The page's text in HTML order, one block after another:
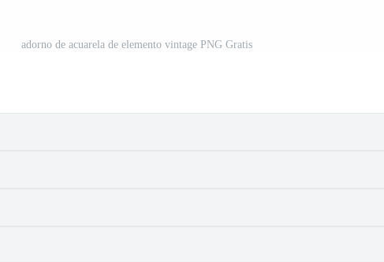
adorno de acuarela de elemento vintage PNG Gratis